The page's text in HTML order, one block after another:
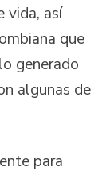
vida, así
que
generado
algunas de
para